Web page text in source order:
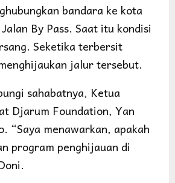
bandara ke kota
By Pass. Saat itu kondisi
Seketika terbersit
jalur tersebut.
sahabatnya, Ketua
Djarum Foundation, Yan
“Saya menawarkan, apakah
program penghijauan di